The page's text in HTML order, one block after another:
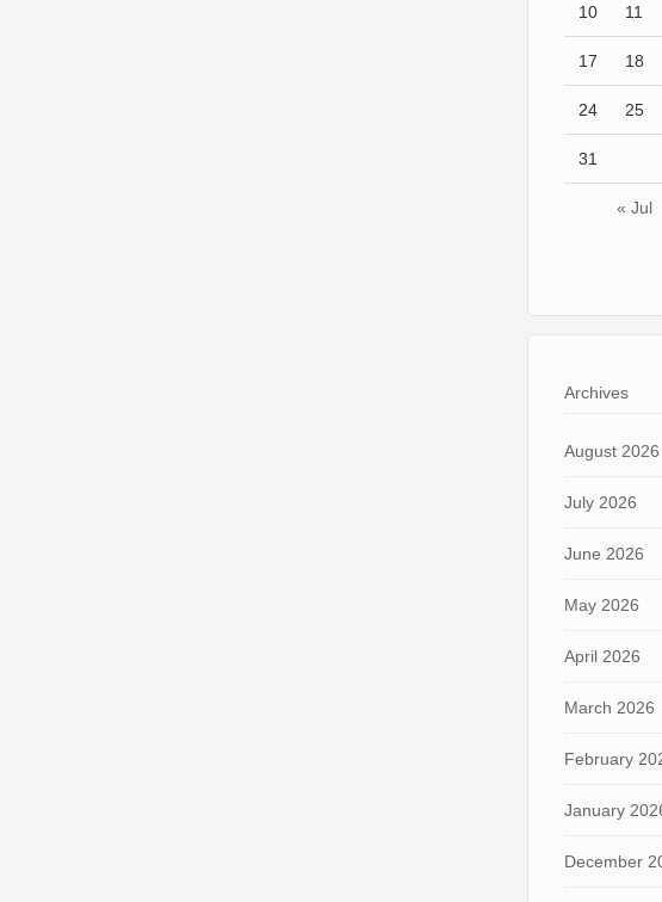
« Jul
10 11
17 18
24 25
31
Archives
August 2026
July 2026
June 2026
May 2026
April 2026
March 2026
February
January
December